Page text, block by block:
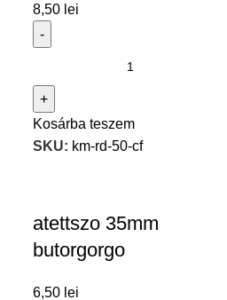
8,50 lei
Kosárba teszem
SKU: km-rd-50-cf
atettszo 35mm
butorgorgo
6,50 lei